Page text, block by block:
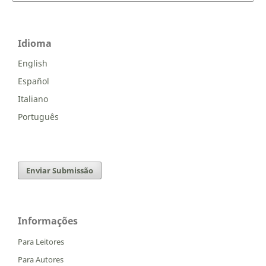
Idioma
English
Español
Italiano
Português
Enviar Submissão
Informações
Para Leitores
Para Autores